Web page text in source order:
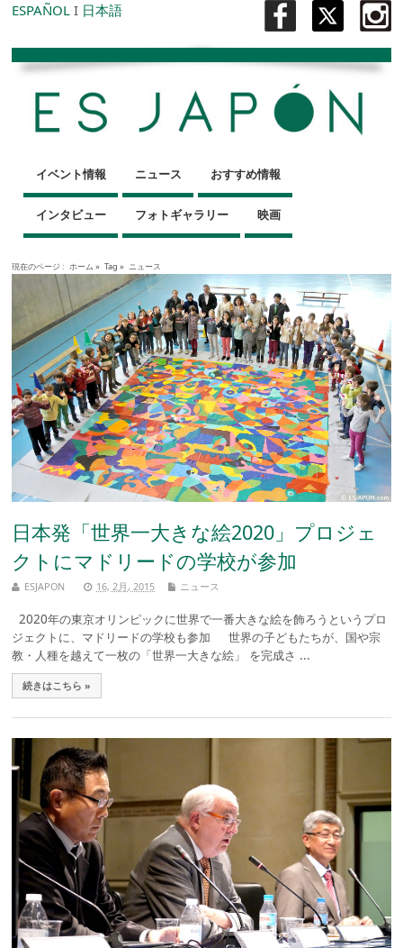
ESPAÑOL I 日本語
イベント情報 ニュース おすすめ情報
インタビュー フォトギャラリー 映画
現在のページ : ホーム » Tag » ニュース
日本発「世界一大きな絵2020」プロジェ
クトにマドリードの学校が参加
ESJAPON 16, 2月, 2015 ニュース
2020年の東京オリンピックに世界で一番大きな絵を飾ろうというプロ
ジェクトに、マドリードの学校も参加 世界の子どもたちが、国や宗
教・人種を越えて一枚の「世界一大きな絵」 を完成さ ...
続きはこちら »